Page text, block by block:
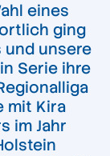
eines
ging
und unsere
Serie ihre
mit Kira
im Jahr